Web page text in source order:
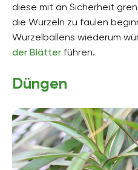
diese mit an Sicherheit
die Wurzeln zu faulen
Wurzelballens wiederum
der Blätter führen.
Düngen